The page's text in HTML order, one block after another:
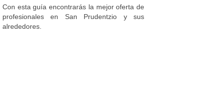
Con esta guía encontrarás la mejor oferta de
profesionales en San Prudentzio y sus
alrededores.